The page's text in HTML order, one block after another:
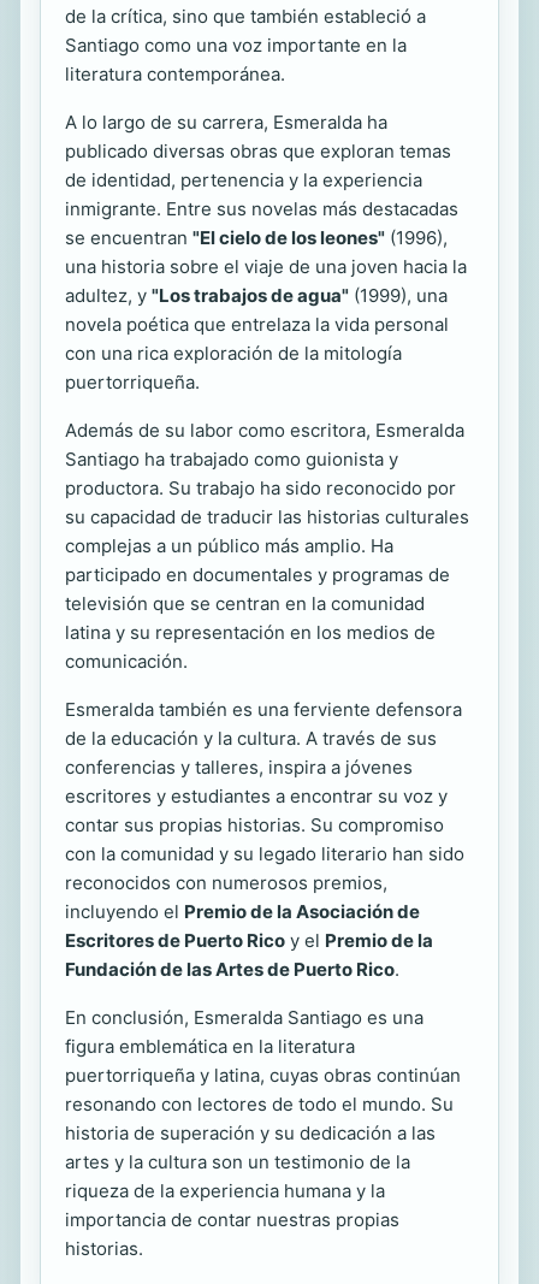
de la crítica, sino que también estableció a
Santiago como una voz importante en la
literatura contemporánea.
A lo largo de su carrera, Esmeralda ha
publicado diversas obras que exploran temas
de identidad, pertenencia y la experiencia
inmigrante. Entre sus novelas más destacadas
se encuentran "El cielo de los leones" (1996),
una historia sobre el viaje de una joven hacia la
adultez, y "Los trabajos de agua" (1999), una
novela poética que entrelaza la vida personal
con una rica exploración de la mitología
puertorriqueña.
Además de su labor como escritora, Esmeralda
Santiago ha trabajado como guionista y
productora. Su trabajo ha sido reconocido por
su capacidad de traducir las historias culturales
complejas a un público más amplio. Ha
participado en documentales y programas de
televisión que se centran en la comunidad
latina y su representación en los medios de
comunicación.
Esmeralda también es una ferviente defensora
de la educación y la cultura. A través de sus
conferencias y talleres, inspira a jóvenes
escritores y estudiantes a encontrar su voz y
contar sus propias historias. Su compromiso
con la comunidad y su legado literario han sido
reconocidos con numerosos premios,
incluyendo el Premio de la Asociación de
Escritores de Puerto Rico y el Premio de la
Fundación de las Artes de Puerto Rico.
En conclusión, Esmeralda Santiago es una
figura emblemática en la literatura
puertorriqueña y latina, cuyas obras continúan
resonando con lectores de todo el mundo. Su
historia de superación y su dedicación a las
artes y la cultura son un testimonio de la
riqueza de la experiencia humana y la
importancia de contar nuestras propias
historias.